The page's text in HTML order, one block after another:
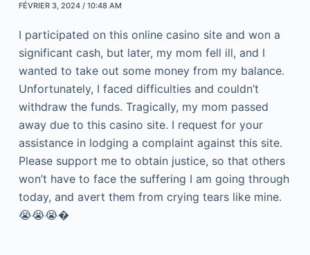
FÉVRIER 3, 2024 / 10:48 AM
I participated on this online casino site and won a
significant cash, but later, my mom fell ill, and I
wanted to take out some money from my balance.
Unfortunately, I faced difficulties and couldn’t
withdraw the funds. Tragically, my mom passed
away due to this casino site. I request for your
assistance in lodging a complaint against this site.
Please support me to obtain justice, so that others
won’t have to face the suffering I am going through
today, and avert them from crying tears like mine.
😭😭😭�